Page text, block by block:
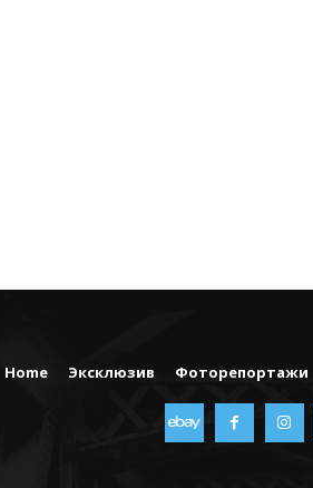
Home Эксклюзив Фоторепортажи